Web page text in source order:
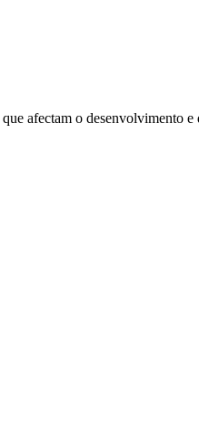
afectam o desenvolvimento e